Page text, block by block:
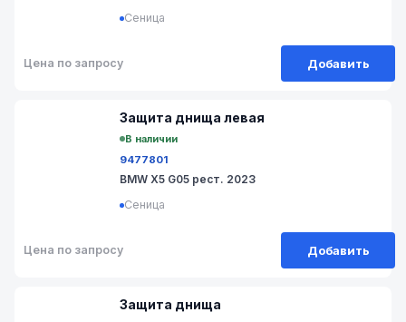
Сеница
Цена по запросу Добавить
Защита днища левая
В наличии
9477801
BMW X5 G05 рест. 2023
Сеница
Цена по запросу Добавить
Защита днища